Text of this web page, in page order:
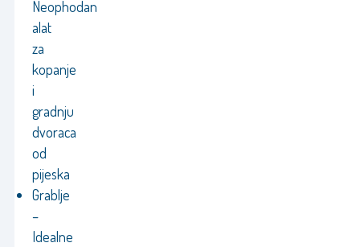
Neophodan
alat
za
kopanje
i
gradnju
dvoraca
od
pijeska
Grablje
–
Idealne